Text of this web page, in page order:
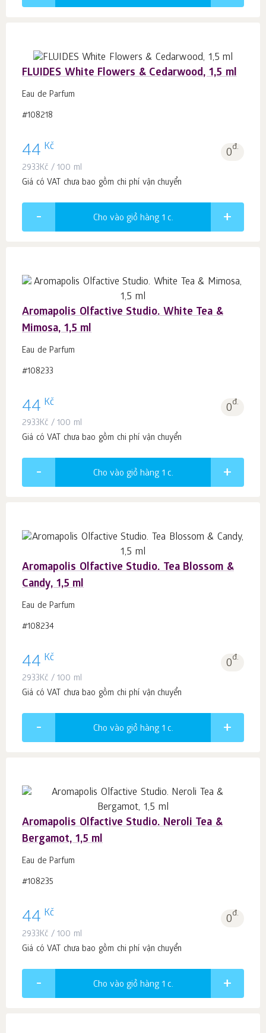
FLUIDES White Flowers & Cedarwood, 1,5 ml
Eau de Parfum
#108218
44 Kč 0đ.
2933Kč / 100 ml
Giá có VAT chưa bao gồm chi phí vận chuyển
Cho vào giỏ hàng 1 c.
Aromapolis Olfactive Studio. White Tea &
Mimosa, 1,5 ml
Eau de Parfum
#108233
44 Kč 0đ.
2933Kč / 100 ml
Giá có VAT chưa bao gồm chi phí vận chuyển
Cho vào giỏ hàng 1 c.
Aromapolis Olfactive Studio. Tea Blossom &
Candy, 1,5 ml
Eau de Parfum
#108234
44 Kč 0đ.
2933Kč / 100 ml
Giá có VAT chưa bao gồm chi phí vận chuyển
Cho vào giỏ hàng 1 c.
Aromapolis Olfactive Studio. Neroli Tea &
Bergamot, 1,5 ml
Eau de Parfum
#108235
44 Kč 0đ.
2933Kč / 100 ml
Giá có VAT chưa bao gồm chi phí vận chuyển
Cho vào giỏ hàng 1 c.